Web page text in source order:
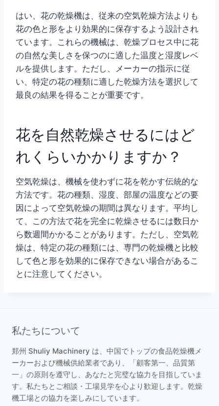
はい、花の乾燥機は、従来の空気乾燥方法よりも
花の色と形をより効果的に保存するよう設計され
ています。これらの機械は、乾燥プロセス中に花
の自然な美しさを保つのに適した温度と湿度レベ
ルを提供します。ただし、メーカーの指示に従
い、特定の花の種類に適した乾燥方法を選択して
最良の結果を得ることが重要です。
花を自然乾燥させるにはど
れくらいかかりますか？
空気乾燥は、機械を使わずに花を乾かす伝統的な
方法です。花の種類、湿度、部屋の温度などの要
因によって空気乾燥の期間は異なります。平均し
て、この方法で花を完全に乾燥させるには数日か
ら数週間かかることがあります。ただし、空気乾
燥は、特定の花の種類には、専門の乾燥機と比較
して色と形を効果的に保存できない場合があるこ
とに注意してください。
私たちについて
郑州 Shuliy Machinery は、中国でトップの食品乾燥機メ
ーカーおよび機械供給業者であり、「顧客第一、品質第
一」の原則を遵守し、あなたと完璧な協力を目指していま
す。私たちとご相談・工場見学を心より歓迎します。乾燥
機工場との協力を楽しみにしています。